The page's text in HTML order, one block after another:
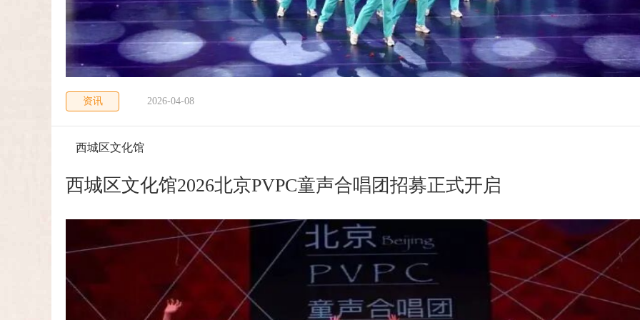
资讯 2026-04-08
西城区文化馆
西城区文化馆2026北京PVPC童声合唱团招募正式开启